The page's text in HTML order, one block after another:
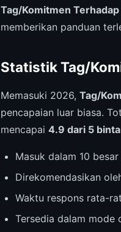
Tag/Komitmen
memberikan panduan
Statistik Tag/
Memasuki 2026, Tag/
pencapaian luar biasa.
mencapai 4.9 dari 5
Masuk dalam 10
Direkomendasikan
Waktu respons rata-
Tersedia dalam mode